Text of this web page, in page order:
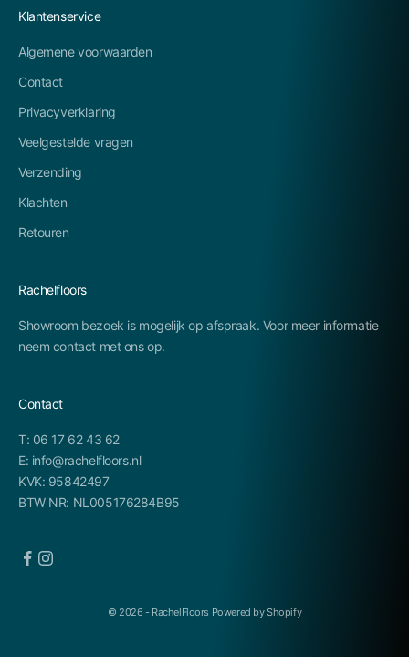
Klantenservice
Algemene voorwaarden
Contact
Privacyverklaring
Veelgestelde vragen
Verzending
Klachten
Retouren
Rachelfloors
Showroom bezoek is mogelijk op afspraak. Voor meer informatie
neem contact met ons op.
Contact
T: 06 17 62 43 62
E: info@rachelfloors.nl
KVK: 95842497
BTW NR: NL005176284B95
© 2026 - RachelFloors Powered by Shopify